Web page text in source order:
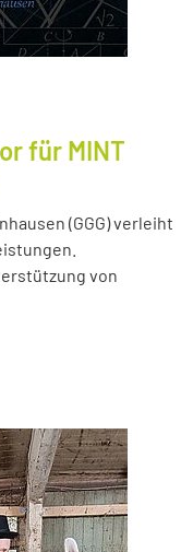
für MINT
(GGG) verleiht
von